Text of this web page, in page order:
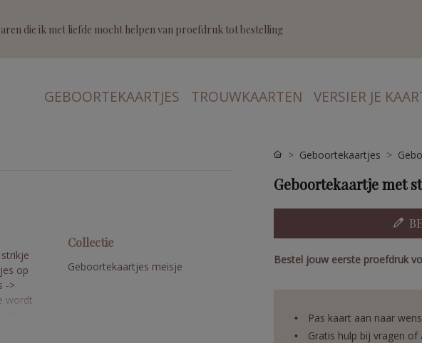
die ik met liefde mocht helpen van proefdruk tot bestelling
GEBOORTEKAARTJES TROUWKAARTEN VERSIER JE
op
->
wordt
de
Collectie
Geboortekaartjes meisje
Geboortekaartjes
Geboortekaartje met
Bestel jouw eerste proefdruk
Pas kaart aan naar
Gratis hulp bij vragen of